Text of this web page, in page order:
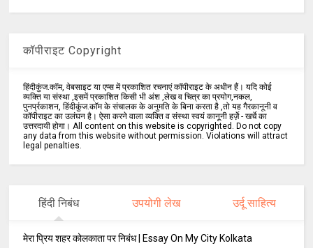
कॉपीराइट Copyright
हिंदीकुंज.कॉम, वेबसाइट या एप्स में प्रकाशित रचनाएं कॉपीराइट के अधीन हैं। यदि कोई
व्यक्ति या संस्था ,इसमें प्रकाशित किसी भी अंश ,लेख व चित्र का प्रयोग,नकल,
पुनर्प्रकाशन, हिंदीकुंज.कॉम के संचालक के अनुमति के बिना करता है ,तो यह गैरकानूनी व
कॉपीराइट का उलंघन है। ऐसा करने वाला व्यक्ति व संस्था स्वयं कानूनी हर्ज़े - खर्चे का
उत्तरदायी होगा। All content on this website is copyrighted. Do not copy
any data from this website without permission. Violations will attract
legal penalties.
हिंदी निबंध उपयोगी लेख उर्दू साहित्य
मेरा प्रिय शहर कोलकाता पर निबंध | Essay On My City Kolkata